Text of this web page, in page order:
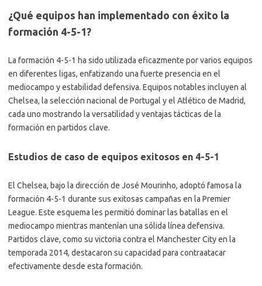
¿Qué equipos han implementado con éxito la
formación 4-5-1?
La formación 4-5-1 ha sido utilizada eficazmente por varios equipos
en diferentes ligas, enfatizando una fuerte presencia en el
mediocampo y estabilidad defensiva. Equipos notables incluyen al
Chelsea, la selección nacional de Portugal y el Atlético de Madrid,
cada uno mostrando la versatilidad y ventajas tácticas de la
formación en partidos clave.
Estudios de caso de equipos exitosos en 4-5-1
El Chelsea, bajo la dirección de José Mourinho, adoptó famosa la
formación 4-5-1 durante sus exitosas campañas en la Premier
League. Este esquema les permitió dominar las batallas en el
mediocampo mientras mantenían una sólida línea defensiva.
Partidos clave, como su victoria contra el Manchester City en la
temporada 2014, destacaron su capacidad para contraatacar
efectivamente desde esta formación.